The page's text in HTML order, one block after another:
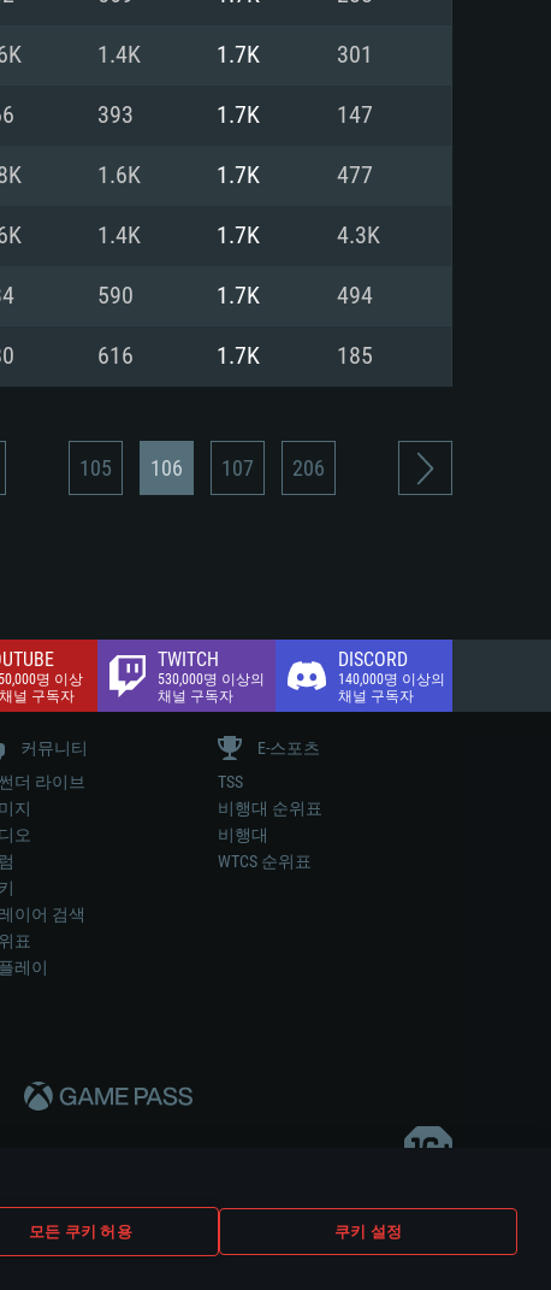
모든 쿠키 허용 쿠키 설정
11 이상을 지원하는 Nvidia
드 인터넷
GB (전체 클라이언트)
을 지원하고, 최신 그래픽 드라
지며 최신 그래픽 드라이버를
570 (6개월 미만; 최소사양 지원
1.4K 1.7K 301
393 1.7K 147
1.6K 1.7K 477
1.4K 1.7K 4.3K
590 1.7K 494
616 1.7K 185
105 106 107 206
명 이상
널 구독자
TWITCH
530,000명 이상의
채널 구독자
DISCORD
140,000명 이상의
채널 구독자
커뮤니티
더 라이브
지
오
이어 검색
표
레이
E-스포츠
TSS
비행대 순위표
비행대
WTCS 순위표
다..